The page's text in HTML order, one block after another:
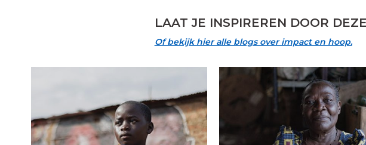
LAAT JE INSPIREREN DOOR
Of bekijk hier alle blogs over impact en hoop.